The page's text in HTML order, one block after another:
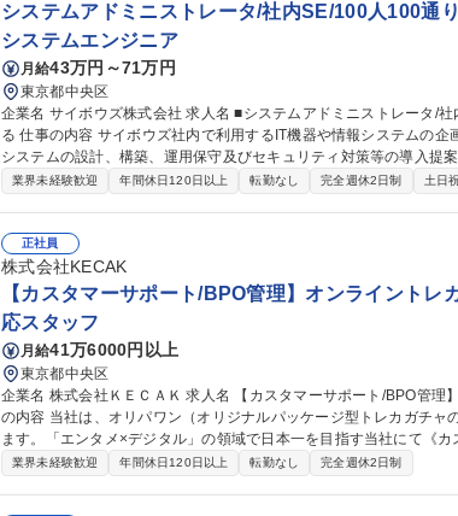
システムアドミニストレータ/社内SE/100人100通
システムエンジニア
月給43万円～71万円
東京都中央区
企業名 サイボウズ株式会社 求人名 ■システムアドミニストレータ/社内SE/100人100通りのマッチングをITで支え
る 仕事の内容 サイボウズ社内で利用するIT機器や情報システムの企画・設計・調達・運用を担っています。情報
システムの設計、構築、運用保守及びセキュリティ対策等の導入提
【業務内容】■サイボウズの働き方を支えるITシステムの設計/構築/
※当社の企業理念を実現するための社内環境づくり、つまり「チー
でも、どこでも、誰とでも、最高の仕事ができるITを提供する」をミッションとして
ドミニストレータ/社内SE/100人100通りのマッチングをITで支える
業界未経験歓迎 年間休日120日以上 転勤なし 完全週休2日制 土日
正社員
株式会社KECAK
【カスタマーサポート/BPO管理】オンライントレ
応スタッフ
月給41万6000円以上
東京都中央区
企業名 株式会社ＫＥＣＡＫ 求人名 【カスタマーサポート/BPO管理】オンライントレカ/エンタメ/急成長中★ 仕事
の内容 当社は、オリパワン（オリジナルパッケージ型トレカガチャ
ます。「エンタメ×デジタル」の領域で日本一を目指す当社にて《
社内CSチームの一員としてBPO（外部委託先）の管理・育成をご
新 ■対応品質モニタリング・SLA/KPI管理 ■トレーニング実施・フ
業界未経験歓迎 年間休日120日以上 転勤なし 完全週休2日制